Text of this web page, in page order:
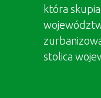
która
stolica